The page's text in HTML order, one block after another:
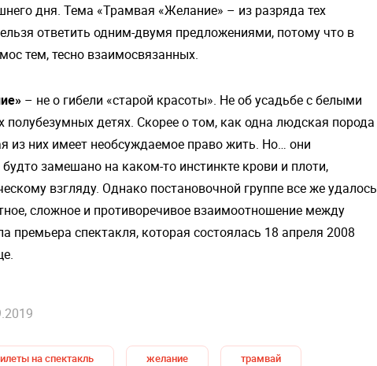
дня. Тема «Трамвая «Желание» – из разряда тех
ответить одним-двумя предложениями, потому что в
тем, тесно взаимосвязанных.
– не о гибели «старой красоты». Не об усадьбе с белыми
полубезумных детях. Скорее о том, как одна людская порода
из них имеет необсуждаемое право жить. Но… они
замешано на каком-то инстинкте крови и плоти,
взгляду. Однако постановочной группе все же удалось
сложное и противоречивое взаимоотношение между
премьера спектакля, которая состоялась 18 апреля 2008
на спектакль желание трамвай